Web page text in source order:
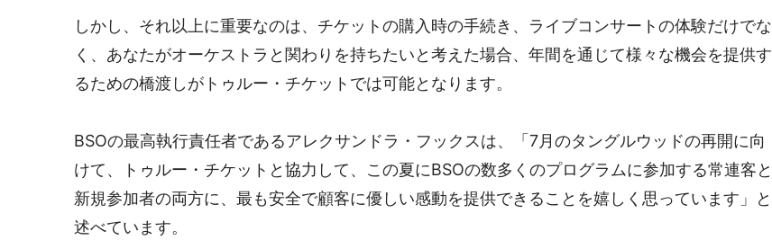
しかし、それ以上に重要なのは、チケットの購入時の手続き、ライブコンサートの体験だけでな
く、あなたがオーケストラと関わりを持ちたいと考えた場合、年間を通じて様々な機会を提供す
るための橋渡しがトゥルー・チケットでは可能となります。
BSOの最高執行責任者であるアレクサンドラ・フックスは、「7月のタングルウッドの再開に向
けて、トゥルー・チケットと協力して、この夏にBSOの数多くのプログラムに参加する常連客と
新規参加者の両方に、最も安全で顧客に優しい感動を提供できることを嬉しく思っています」と
述べています。